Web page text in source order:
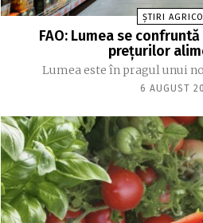
ȘTIRI
FAO: Lumea se
preţurilor
Lumea este în pragul unui
6 AUGUST